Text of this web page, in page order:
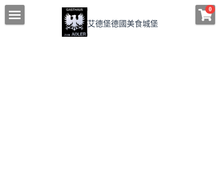
艾德堡德國美食城堡
0
首頁/HOME
×
商品分類